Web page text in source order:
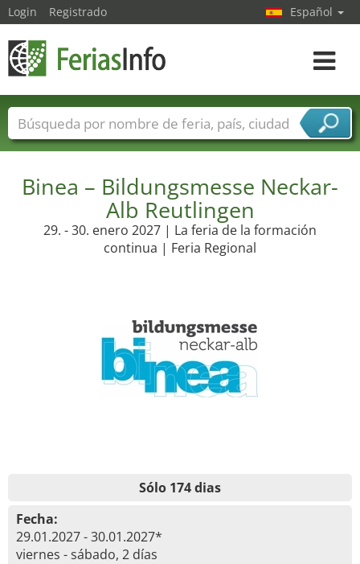
Binea – Bildungsmesse Neckar-
Alb Reutlingen
29. - 30. enero 2027 | La feria de la formación
continua | Feria Regional
Sólo 174 dias
Fecha:
29.01.2027 - 30.01.2027*
viernes - sábado, 2 días
Login Registrado Español
toggle
Nombres de ferias Países
Ciudades
Sectores de proveedor de servicios